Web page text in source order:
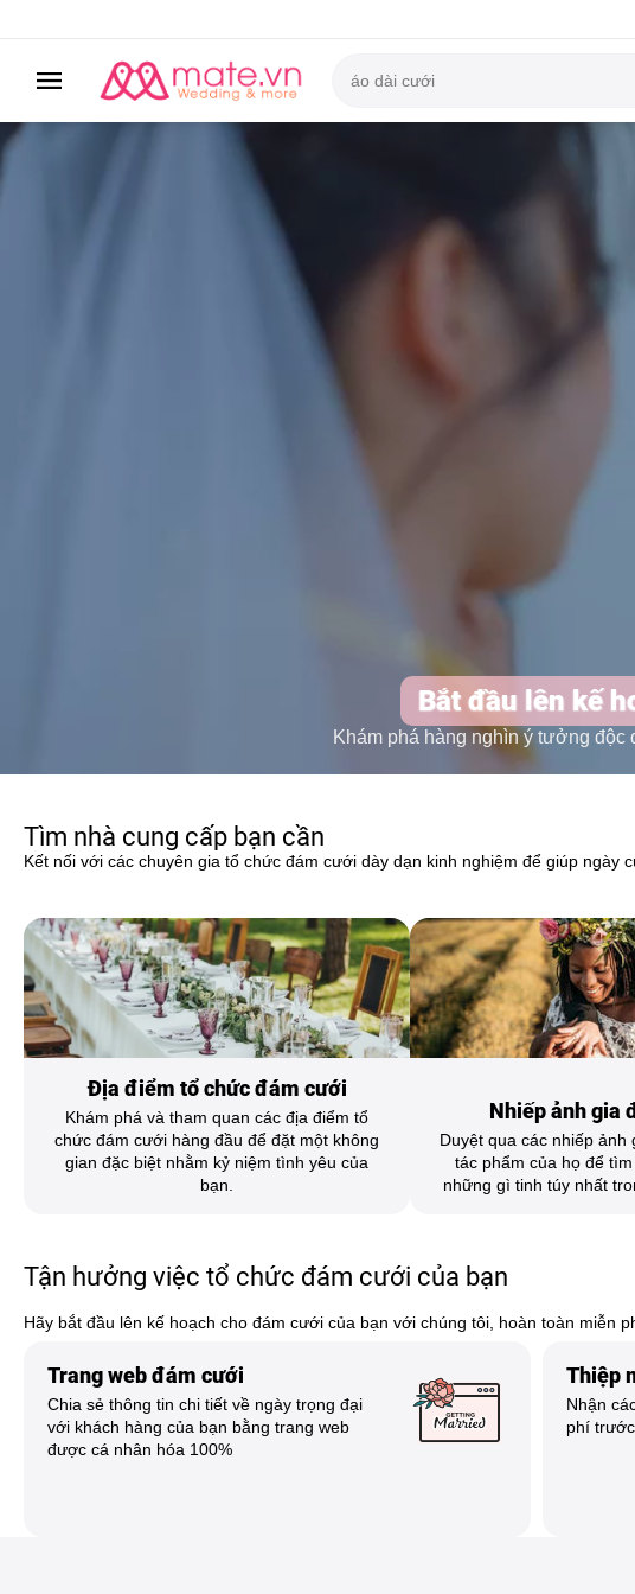
Bắt đầu lên kế
Khám phá hàng nghìn ý tưởng
Tìm nhà cung cấp bạn cần
Kết nối với các chuyên gia tổ chức đám cưới dày dạn kinh nghiệm để giúp ngày
Địa điểm tổ chức đám cưới
Khám phá và tham quan các địa điểm tổ
chức đám cưới hàng đầu để đặt một không
gian đặc biệt nhằm kỷ niệm tình yêu của
bạn.
Nhiếp ảnh gia
Duyệt qua các nhiếp ảnh
tác phẩm của họ để
những gì tinh túy nhất
Tận hưởng việc tổ chức đám cưới của bạn
Hãy bắt đầu lên kế hoạch cho đám cưới của bạn với chúng tôi, hoàn toàn miễn
Trang web đám cưới
Chia sẻ thông tin chi tiết về ngày trọng đại
với khách hàng của bạn bằng trang web
được cá nhân hóa 100%
Thiệp
Nhận
phí